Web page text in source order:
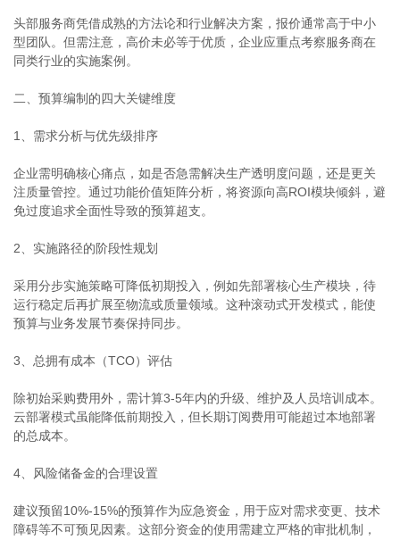
头部服务商凭借成熟的方法论和行业解决方案，报价通常高于中小
型团队。但需注意，高价未必等于优质，企业应重点考察服务商在
同类行业的实施案例。
二、预算编制的四大关键维度
1、需求分析与优先级排序
企业需明确核心痛点，如是否急需解决生产透明度问题，还是更关
注质量管控。通过功能价值矩阵分析，将资源向高ROI模块倾斜，避
免过度追求全面性导致的预算超支。
2、实施路径的阶段性规划
采用分步实施策略可降低初期投入，例如先部署核心生产模块，待
运行稳定后再扩展至物流或质量领域。这种滚动式开发模式，能使
预算与业务发展节奏保持同步。
3、总拥有成本（TCO）评估
除初始采购费用外，需计算3-5年内的升级、维护及人员培训成本。
云部署模式虽能降低前期投入，但长期订阅费用可能超过本地部署
的总成本。
4、风险储备金的合理设置
建议预留10%-15%的预算作为应急资金，用于应对需求变更、技术
障碍等不可预见因素。这部分资金的使用需建立严格的审批机制，